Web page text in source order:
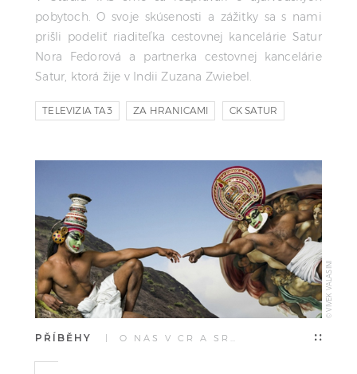
pobytoch. O svoje skúsenosti a zážitky sa s nami
prišli podeliť riaditeľka cestovnej kancelárie Satur
Nora Fedorová a partnerka cestovnej kancelárie
Satur, ktorá žije v Indii Zuzana Zwiebel.
TELEVIZIA TA3 ZA HRANICAMI CK SATUR
© VIVEK VALASINI
PŘÍBĚHY | O NÁS V ČR A SR…